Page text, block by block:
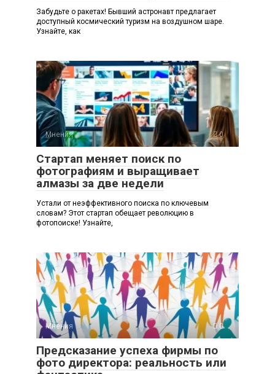
Забудьте о ракетах! Бывший астронавт предлагает
доступный космический туризм на воздушном шаре.
Узнайте, как
Мнения 0
Стартап меняет поиск по
фотографиям и выращивает
алмазы за две недели
Устали от неэффективного поиска по ключевым
словам? Этот стартап обещает революцию в
фотопоиске! Узнайте,
Мнения 0
Предсказание успеха фирмы по
фото директора: реальность или